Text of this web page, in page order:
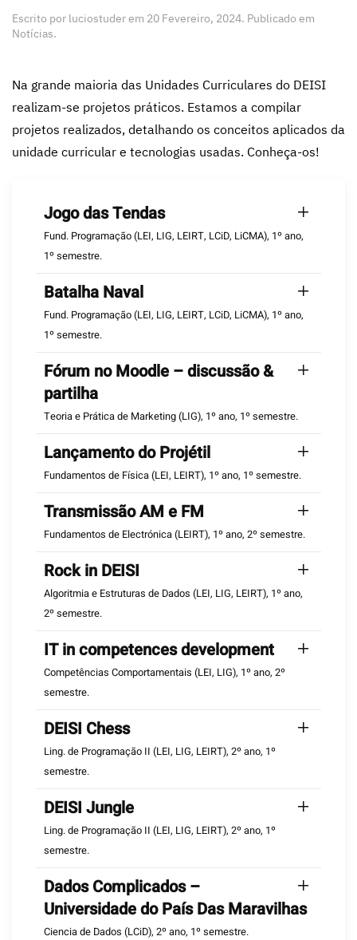
Escrito por luciostuderem 20 Fevereiro, 2024. Publicado em
Notícias.
Na grande maioria das Unidades Curriculares do DEISI
realizam-se projetos práticos. Estamos a compilar
projetos realizados, detalhando os conceitos aplicados da
unidade curricular e tecnologias usadas. Conheça-os!
Jogo das Tendas
Fund. Programação (LEI, LIG, LEIRT, LCiD, LiCMA), 1º ano,
1º semestre.
Batalha Naval
Fund. Programação (LEI, LIG, LEIRT, LCiD, LiCMA), 1º ano,
1º semestre.
Fórum no Moodle – discussão &
partilha
Teoria e Prática de Marketing (LIG), 1º ano, 1º semestre.
Lançamento do Projétil
Fundamentos de Física (LEI, LEIRT), 1º ano, 1º semestre.
Transmissão AM e FM
Fundamentos de Electrónica (LEIRT), 1º ano, 2º semestre.
Rock in DEISI
Algoritmia e Estruturas de Dados (LEI, LIG, LEIRT), 1º ano,
2º semestre.
IT in competences development
Competências Comportamentais (LEI, LIG), 1º ano, 2º
semestre.
DEISI Chess
Ling. de Programação II (LEI, LIG, LEIRT), 2º ano, 1º
semestre.
DEISI Jungle
Ling. de Programação II (LEI, LIG, LEIRT), 2º ano, 1º
semestre.
Dados Complicados –
Universidade do País Das Maravilhas
Ciencia de Dados (LCiD), 2º ano, 1º semestre.